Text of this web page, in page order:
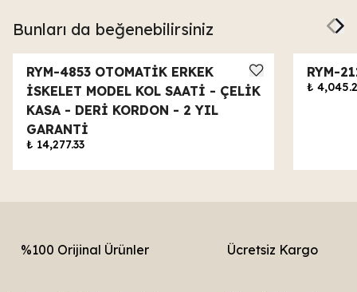
Bunları da beğenebilirsiniz
RYM-4853 OTOMATİK ERKEK
İSKELET MODEL KOL SAATİ - ÇELİK
KASA - DERİ KORDON - 2 YIL
GARANTİ
₺ 14,277.33
RYM-
₺
%100 Orijinal Ürünler Ücretsiz Kargo